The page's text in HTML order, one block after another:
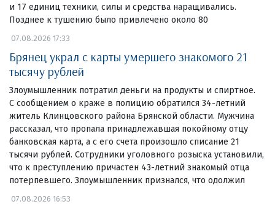
и 17 единиц техники, силы и средства наращивались.
Позднее к тушению было привлечено около 80
07.08.2026 17:33
Брянец украл с карты умершего знакомого 21
тысячу рублей
Злоумышленник потратил деньги на продукты и спиртное.
С сообщением о краже в полицию обратился 34-летний
житель Клинцовского района Брянской области. Мужчина
рассказал, что пропала принадлежавшая покойному отцу
банковская карта, а с его счета произошло списание 21
тысячи рублей. Сотрудники уголовного розыска установили,
что к преступлению причастен 43-летний знакомый отца
потерпевшего. Злоумышленник признался, что одолжил
07.08.2026 16:53